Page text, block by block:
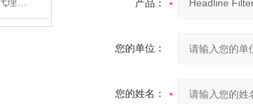
glycotech 01-059 广州鸿程代理：开启糖生物学研究新征程 产品：
您的单位：
您的姓名：